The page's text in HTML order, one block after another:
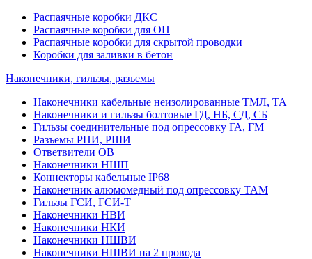
Распаячные коробки ДКС
Распаячные коробки для ОП
Распаячные коробки для скрытой проводки
Коробки для заливки в бетон
Наконечники, гильзы, разъемы
Наконечники кабельные неизолированные ТМЛ, ТА
Наконечники и гильзы болтовые ГД, НБ, СД, СБ
Гильзы соединительные под опрессовку ГА, ГМ
Разъемы РПИ, РШИ
Ответвители ОВ
Наконечники НШП
Коннекторы кабельные IP68
Наконечник алюмомедный под опрессовку ТАМ
Гильзы ГСИ, ГСИ-Т
Наконечники НВИ
Наконечники НКИ
Наконечники НШВИ
Наконечники НШВИ на 2 провода